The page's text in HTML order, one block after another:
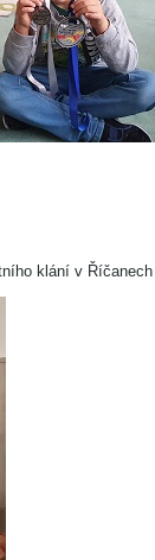
klání v